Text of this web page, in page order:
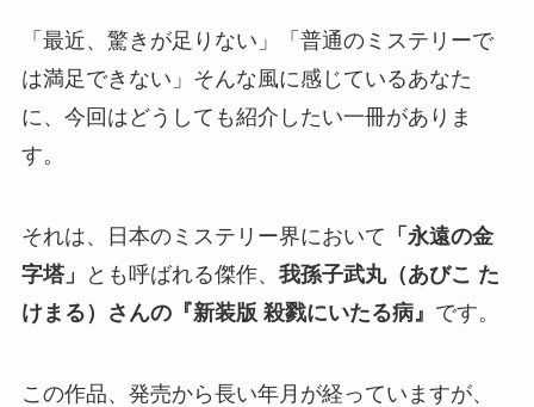
「最近、驚きが足りない」「普通のミステリーで
は満足できない」そんな風に感じているあなた
に、今回はどうしても紹介したい一冊がありま
す。
それは、日本のミステリー界において 「永遠の金
字塔」
とも呼ばれる傑作、 我孫子武丸（あびこ た
けまる）さんの『新装版 殺戮にいたる病』 です。
この作品、発売から長い年月が経っていますが、